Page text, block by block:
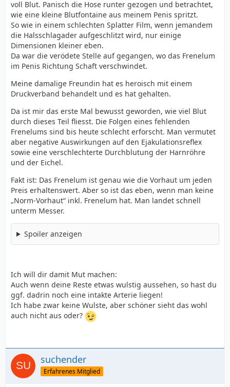
voll Blut. Panisch die Hose runter gezogen und betrachtet,
wie eine kleine Blutfontaine aus meinem Penis spritzt.
So wie in einem schlechten Splatter Film, wenn jemandem
die Halsschlagader aufgeschlitzt wird, nur einige
Dimensionen kleiner eben.
Da war die verödete Stelle auf gegangen, wo das Frenelum
im Penis Richtung Schaft verschwindet.
Meine damalige Freundin hat es heroisch mit einem
Druckverband behandelt und es hat gehalten.
Da ist mir das erste Mal bewusst geworden, wie viel Blut
durch dieses Teil fliesst. Die Folgen eines fehlenden
Frenelums sind bis heute schlecht erforscht. Man vermutet
aber negative Auswirkungen auf den Ejakulationsreflex
sowie eine verschlechterte Durchblutung der Harnröhre
und der Eichel.
Fakt ist: Das Frenelum ist genau wie die Vorhaut um jeden
Preis erhaltenswert. Aber so ist das eben, wenn man keine
„Norm-Vorhaut“ inkl. Frenelum hat. Man landet schnell
unterm Messer.
Spoiler anzeigen
Ich will dir damit Mut machen:
Auch wenn deine Reste etwas wulstig aussehen, so hast du
ggf. dadrin noch eine intakte Arterie liegen!
Ich habe zwar keine Wulste, aber schöner sieht das wohl
auch nicht aus oder?
suchender
Erfahrenes Mitglied